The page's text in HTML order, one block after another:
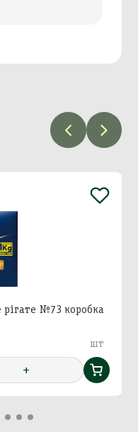
№73 коробка
шт
+